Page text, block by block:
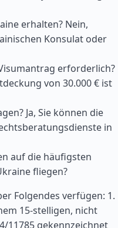
erhalten? Nein,
Konsulat oder
erforderlich?
von 30.000 € ist
Ja, Sie können die
in
auf die häufigsten
fliegen?
Folgendes verfügen: 1.
15-stelligen, nicht
11785 gekennzeichnet